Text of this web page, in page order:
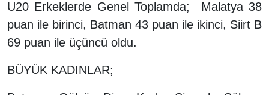
U20 Erkeklerde Genel Toplamda; Malatya 38
puan ile birinci, Batman 43 puan ile ikinci, Siirt B
69 puan ile üçüncü oldu.
BÜYÜK KADINLAR;